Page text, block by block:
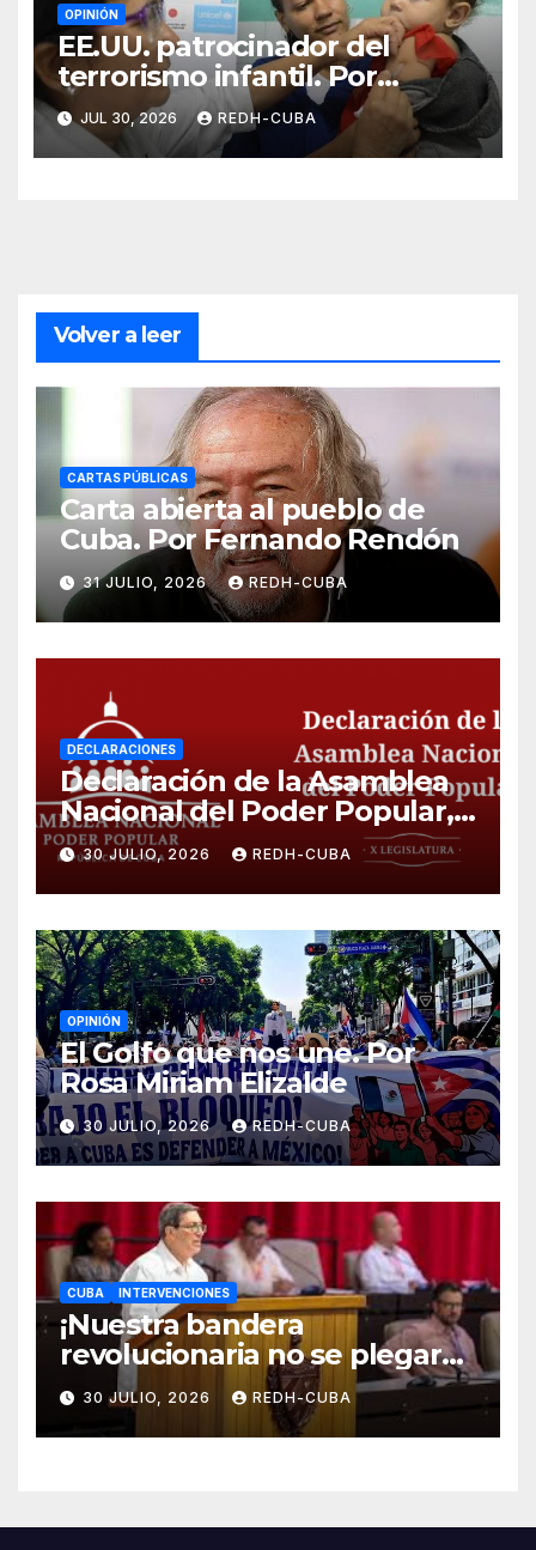
OPINIÓN
EE.UU. patrocinador del
terrorismo infantil. Por
Ramón Pedregal Casanova
JUL 30, 2026 REDH-CUBA
Volver a leer
CARTAS PÚBLICAS
Carta abierta al pueblo de
Cuba. Por Fernando Rendón
31 JULIO, 2026 REDH-CUBA
DECLARACIONES
Declaración de la Asamblea
Nacional del Poder Popular,
¡Cesen el cerco energético y
el castigo colectivo al pueblo
cubano!
30 JULIO, 2026 REDH-CUBA
OPINIÓN
El Golfo que nos une. Por
Rosa Miriam Elizalde
30 JULIO, 2026 REDH-CUBA
CUBA INTERVENCIONES
¡Nuestra bandera
revolucionaria no se plegará
jamás! Por Bruno Rodríguez
Parrilla
30 JULIO, 2026 REDH-CUBA